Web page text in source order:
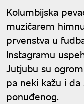
Kolumbijska
muzičarem
prvenstva u
Instagramu
Jutjubu su
pa neki kažu i
ponuđenog.